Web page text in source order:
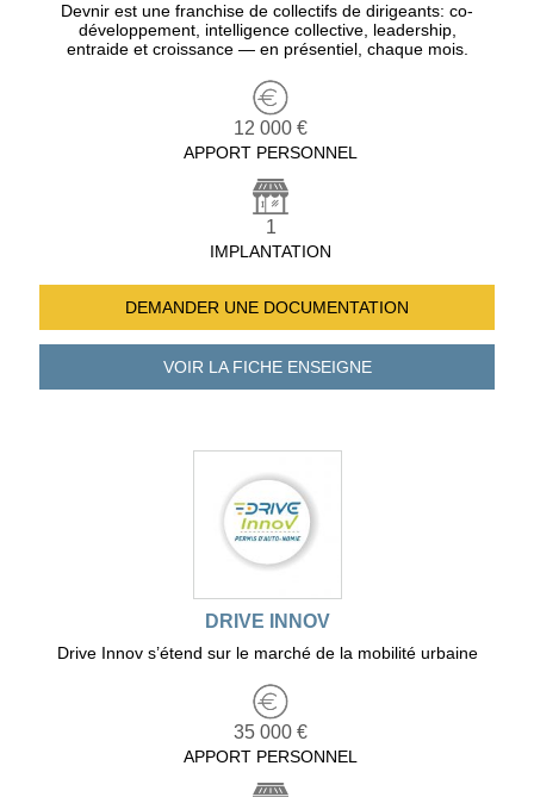
Devnir est une franchise de collectifs de dirigeants: co-
développement, intelligence collective, leadership,
entraide et croissance — en présentiel, chaque mois.
12 000 €
APPORT PERSONNEL
1
IMPLANTATION
DEMANDER UNE DOCUMENTATION
VOIR LA FICHEENSEIGNE
DRIVE INNOV
Drive Innov s’étend sur le marché de la mobilité urbaine
35 000 €
APPORT PERSONNEL